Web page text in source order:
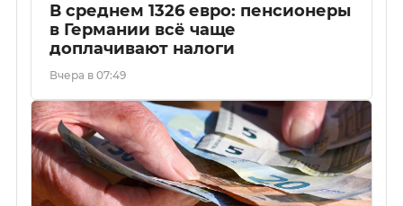
В среднем 1326 евро: пенсионеры
в Германии всё чаще
доплачивают налоги
Вчера в 07:49